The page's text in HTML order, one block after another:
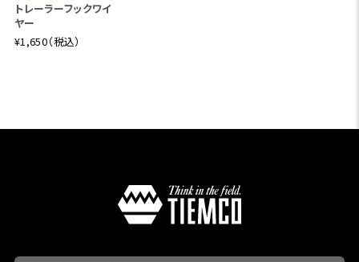
トレーラーフックワイ
ヤー
¥1,650（税込）